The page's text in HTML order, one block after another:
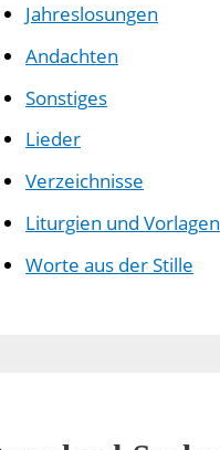
Jahreslosungen
Andachten
Sonstiges
Lieder
Verzeichnisse
Liturgien und Vorlagen
Worte aus der Stille